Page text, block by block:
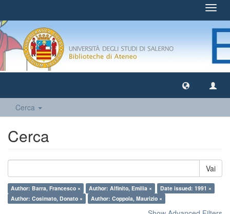
Cerca
Cerca
Vai
Author: Barra, Francesco × Author: Alfinito, Emilia ×
Date issued: 1991 ×
Author: Cosimato, Donato ×
Author: Coppola, Maurizio ×